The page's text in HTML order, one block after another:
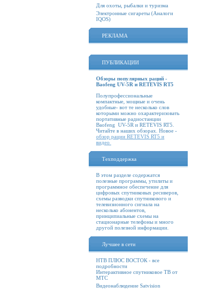
Для охоты, рыбалки и туризма
Электронные сигареты (Аналоги
IQOS)
РЕКЛАМА
ПУБЛИКАЦИИ
Обзоры популярных раций -
Baofeng UV-5R и RETEVIS RT5
Полупрофессиональные
компактные, мощные и очень
удобные- вот те несколько слов
которыми можно охарактеризовать
портативные радиостанции
Baofeng UV-5R и RETEVIS RT5.
Читайте в наших обзорах. Новое -
обзор рации RETEVIS RT5 и
видео
Техподдержка
В этом разделе содержатся
полезные программы, утилиты и
программное обеспечение для
цифровых спутниковых ресиверов,
схемы разводки спутникового и
телевизионного сигнала на
несколько абонентов,
принципиальные схемы на
стационарные телефоны и много
другой полезной информации.
Лучшее в сети
НТВ ПЛЮС ВОСТОК - все
подробности
Интерактивное спутниковое ТВ от
МТС
Видеонаблюдение Satvision